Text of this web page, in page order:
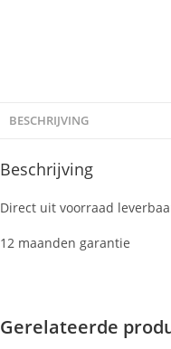
BESCHRIJVING
Beschrijving
Direct uit voorraad
12 maanden garantie
Gerelateerde